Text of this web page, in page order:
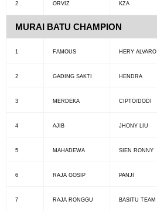
2 ORVIZ KZA
MURAI BATU CHAMPION
1 FAMOUS HERY ALVARO
2 GADING SAKTI HENDRA
3 MERDEKA CIPTO/DODI
4 AJIB JHONY LIU
5 MAHADEWA SIEN RONNY
6 RAJA GOSIP PANJI
7 RAJA RONGGU BASITU TEAM